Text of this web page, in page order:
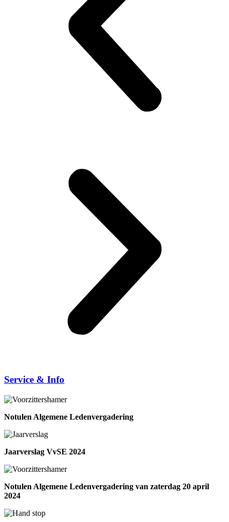
Service & Info
Notulen Algemene Ledenvergadering
Jaarverslag VvSE 2024
Notulen Algemene Ledenvergadering van zaterdag 20 april
2024